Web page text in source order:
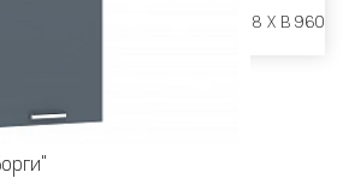
Ш 600 X Г 318 X В 960